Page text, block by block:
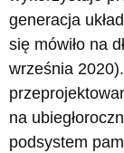
generacja
się mówiło na
września
na
podsystem